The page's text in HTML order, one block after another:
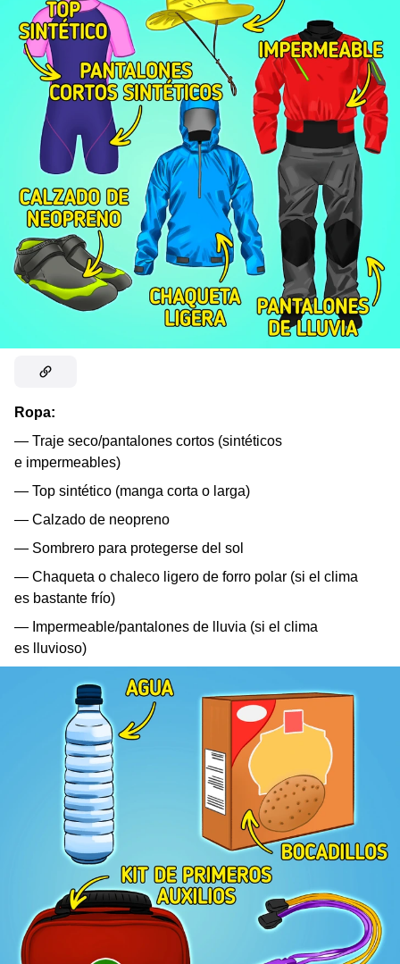
Ropa:
— Traje seco/pantalones cortos (sintéticos
e impermeables)
— Top sintético (manga corta o larga)
— Calzado de neopreno
— Sombrero para protegerse del sol
— Chaqueta o chaleco ligero de forro polar (si el clima
es bastante frío)
— Impermeable/pantalones de lluvia (si el clima
es lluvioso)